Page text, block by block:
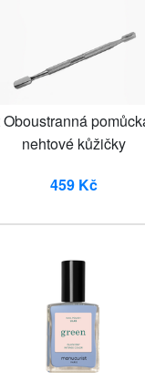
nehtové kůžičky
459 Kč